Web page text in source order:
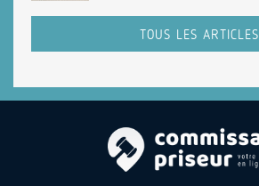
TOUS LES ARTICLES